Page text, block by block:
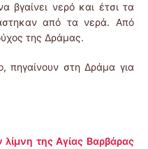
βγαίνει νερό και έτσι τα
από τα νερά. Από
της Δράμας.
πηγαίνουν στη Δράμα για
της Αγίας Βαρβάρας